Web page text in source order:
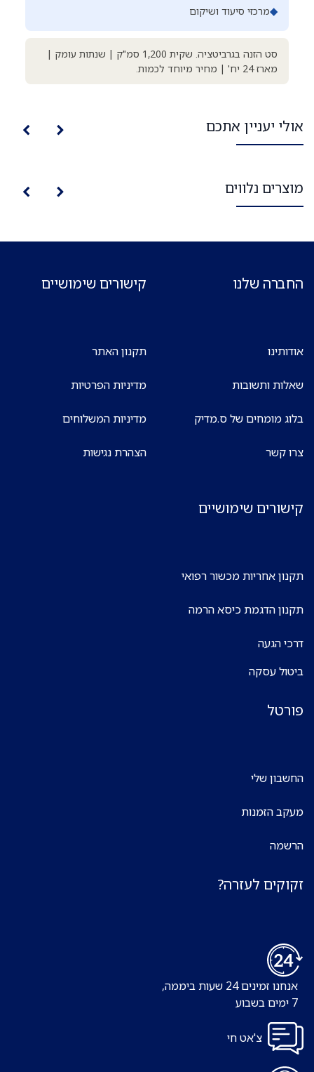
◆מרכזי סיעוד ושיקום
סט הזנה בגרביטציה. שקית 1,200 סמ"ק | שנתות עומק |
מארז 24 יח' | מחיר מיוחד לכמות.
אולי יעניין אתכם
מוצרים נלווים
החברה שלנו
אודותינו
שאלות ותשובות
בלוג מומחים של ס.מדיק
צרו קשר
קישורים שימושיים
תקנון האתר
מדיניות הפרטיות
מדיניות המשלוחים
הצהרת נגישות
קישורים שימושיים
תקנון אחריות מכשור רפואי
תקנון הדגמת כיסא הרמה
דרכי הגעה
ביטול עסקה
פורטל
החשבון שלי
מעקב הזמנות
הרשמה
זקוקים לעזרה?
אנחנו זמינים 24 שעות ביממה,
צ'אט חי